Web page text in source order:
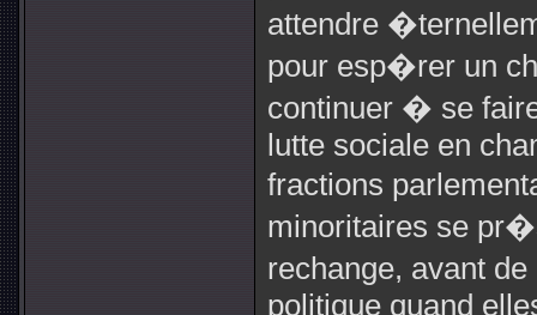
attendre
pour esp�rer un
continuer � se
lutte sociale en
fractions
minoritaires se
rechange, avant
politique quand